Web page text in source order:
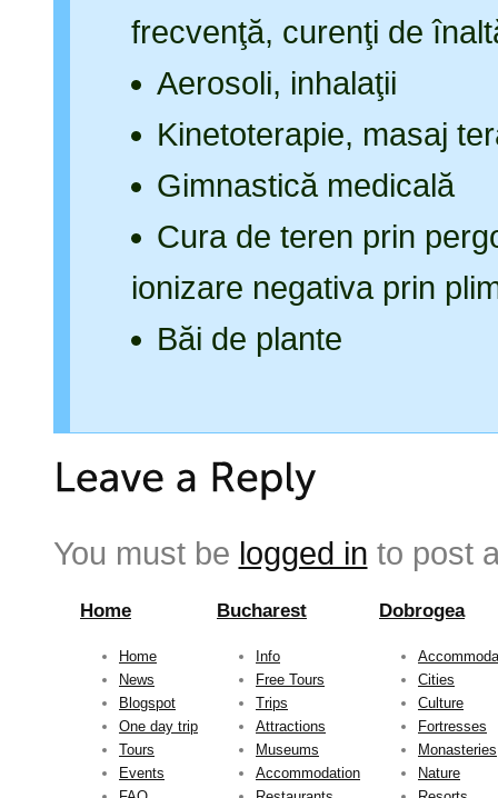
frecvenţă, curenţi de
Aerosoli, inhalaţii
Kinetoterapie, masaj
Gimnastică medicală
Cura de teren prin
ionizare negativa prin
Băi de plante
You must be logged in to post
Home Bucharest Dobrogea
Home
News
Blogspot
One day trip
Tours
Events
Info
Free Tours
Trips
Attractions
Museums
Accommodation
Cities
Culture
Fortresses
Monasteries
Nature